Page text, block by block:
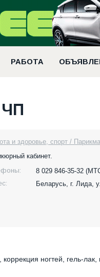
РАБОТА
и здоровье, спорт /
кабинет.
8 029 846-35-32
Беларусь, г. Лида,
ногтей, гель-